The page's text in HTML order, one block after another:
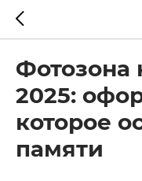
Фотозона
2025:
которое
памяти